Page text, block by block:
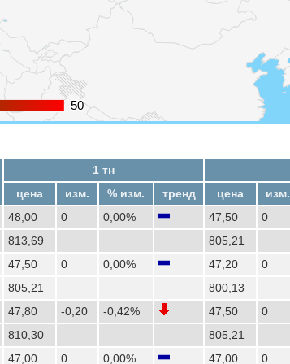
50
50
1 тн
цена
изм. % изм. тренд цена изм.
48,00 0 0,00% 47,50 0
813,69 805,21
47,50 0 0,00% 47,20 0
805,21 800,13
47,80 -0,20 -0,42% 47,50 0
810,30 805,21
47,00 0 0,00% 47,00 0